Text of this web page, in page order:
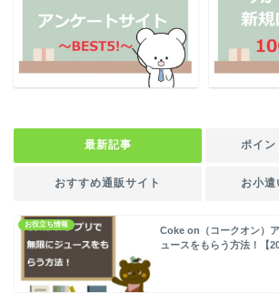
最新記事 ポイン
おすすめ通販サイト お小遣
お役立ち情報
Coke on（コークオン）
ュースをもらう方法！【